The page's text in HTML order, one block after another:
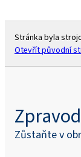
Stránka byla
Otevřít původní
Zůstaňte v